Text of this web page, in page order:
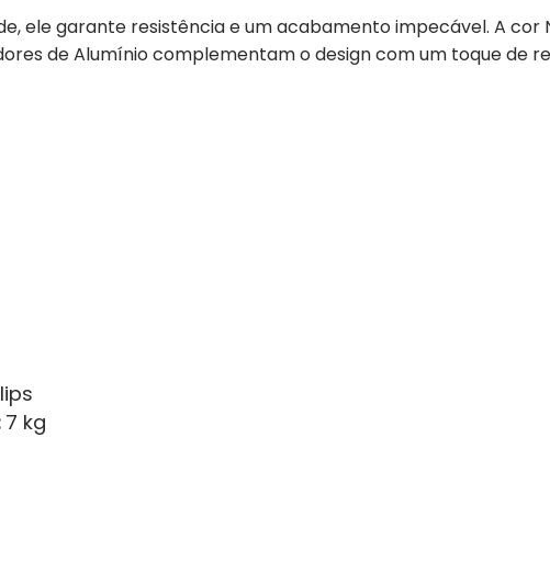
ele garante resistência e um acabamento impecável. A
de Alumínio complementam o design com um toque de
7 kg